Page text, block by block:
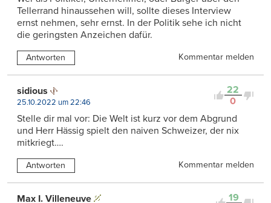
Tellerrand hinaussehen will, sollte dieses Interview
ernst nehmen, sehr ernst. In der Politik sehe ich nicht
die geringsten Anzeichen dafür.
Antworten Kommentar melden
22
0
sidious
25.10.2022 um 22:46
Stelle dir mal vor: Die Welt ist kurz vor dem Abgrund
und Herr Hässig spielt den naiven Schweizer, der nix
mitkriegt….
Antworten Kommentar melden
19
Max I. Villeneuve